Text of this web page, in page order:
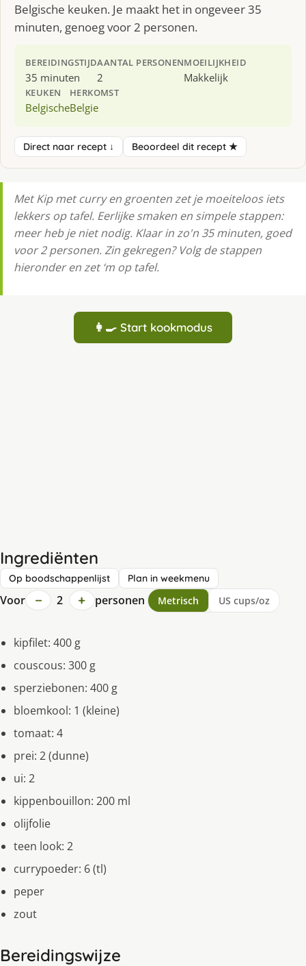
Belgische keuken. Je maakt het in ongeveer 35
minuten, genoeg voor 2 personen.
BEREIDINGSTIJD
35 minuten
AANTAL PERSONEN
2
MOEILIJKHEID
Makkelijk
KEUKEN
Belgische
HERKOMST
Belgie
Direct naar recept ↓ Beoordeel dit recept ★
Met Kip met curry en groenten zet je moeiteloos iets
lekkers op tafel. Eerlijke smaken en simpele stappen:
meer heb je niet nodig. Klaar in zo'n 35 minuten, goed
voor 2 personen. Zin gekregen? Volg de stappen
hieronder en zet ‘m op tafel.
👩‍🍳 Start kookmodus
Ingrediënten
Op boodschappenlijst Plan in weekmenu
Voor − 2 + personen Metrisch US cups/oz
kipfilet: 400 g
couscous: 300 g
sperziebonen: 400 g
bloemkool: 1 (kleine)
tomaat: 4
prei: 2 (dunne)
ui: 2
kippenbouillon: 200 ml
olijfolie
teen look: 2
currypoeder: 6 (tl)
peper
zout
Bereidingswijze